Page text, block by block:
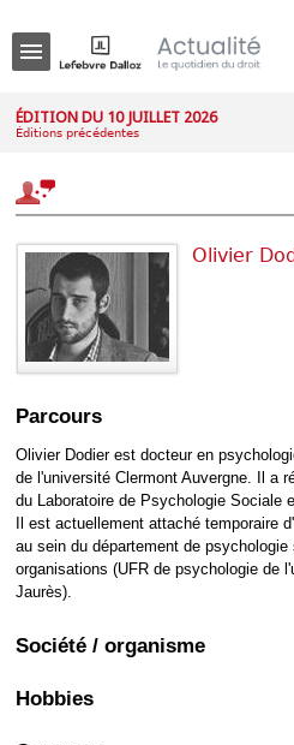
IT
ÉDITION DU 10 JUILLET 2026
Éditions précédentes
Olivier
Parcours
Olivier Dodier est docteur en
de l'université Clermont Auvergne. Il a
du Laboratoire de Psychologie Sociale
Il est actuellement attaché temporaire
au sein du département de
organisations (UFR de psychologie de
Jaurès).
Société / organisme
Hobbies